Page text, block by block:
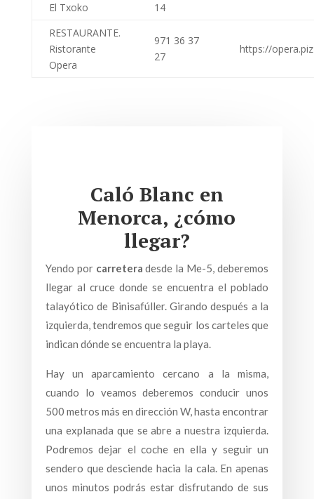
El Txoko
14
RESTAURANTE.
Ristorante
Opera
971 36 37
27
https://
Caló Blanc en
Menorca, ¿cómo
llegar?
Yendo por carretera desde la Me-5, deberemos
llegar al cruce donde se encuentra el poblado
talayótico de Binisafúller. Girando después a la
izquierda, tendremos que seguir los carteles que
indican dónde se encuentra la playa.
Hay un aparcamiento cercano a la misma,
cuando lo veamos deberemos conducir unos
500 metros más en dirección W, hasta encontrar
una explanada que se abre a nuestra izquierda.
Podremos dejar el coche en ella y seguir un
sendero que desciende hacia la cala. En apenas
unos minutos podrás estar disfrutando de sus